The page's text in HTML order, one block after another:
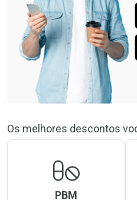
Os melhores descontos
PBM